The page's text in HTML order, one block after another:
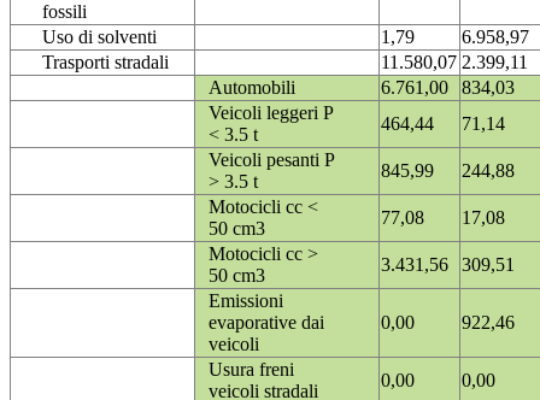
fossili
Uso di solventi 1,79
6.958,97
Trasporti stradali
11.580,07 2.399,11
Automobili
6.761,00
834,03
Veicoli leggeri P
< 3.5 t
464,44
71,14
Veicoli pesanti P
> 3.5 t
845,99
244,88
Motocicli cc <
50 cm3
77,08
17,08
Motocicli cc >
50 cm3
3.431,56
309,51
Emissioni
evaporative dai
veicoli
0,00 922,46
Usura freni
veicoli stradali
0,00
0,00